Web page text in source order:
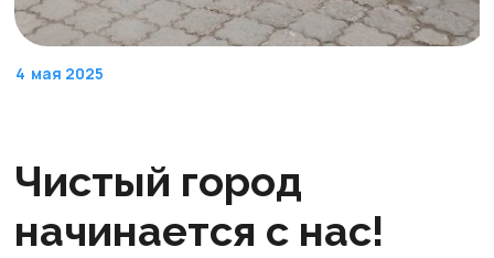
4 мая 2025
Чистый город
начинается с нас!